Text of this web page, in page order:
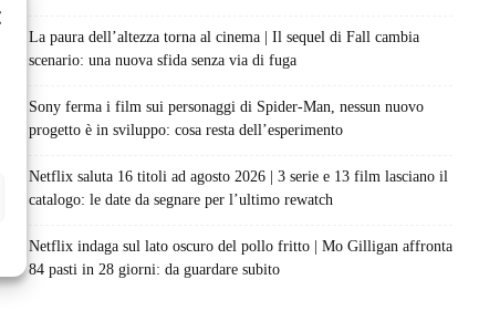
La paura dell’altezza torna al cinema | Il sequel di Fall cambia
scenario: una nuova sfida senza via di fuga
Sony ferma i film sui personaggi di Spider-Man, nessun nuovo
progetto è in sviluppo: cosa resta dell’esperimento
Netflix saluta 16 titoli ad agosto 2026 | 3 serie e 13 film lasciano il
catalogo: le date da segnare per l’ultimo rewatch
Netflix indaga sul lato oscuro del pollo fritto | Mo Gilligan affronta
84 pasti in 28 giorni: da guardare subito